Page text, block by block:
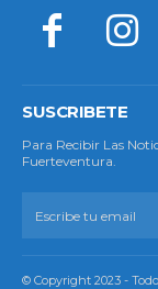
SUSCRIBETE
Para Recibir Las
Fuerteventura.
© Copyright 2023 -